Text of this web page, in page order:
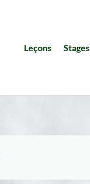
Leçons Stages